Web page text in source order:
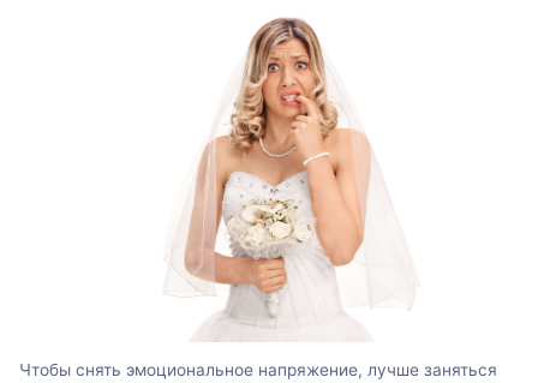
Чтобы снять эмоциональное напряжение, лучше заняться